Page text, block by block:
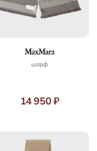
шарф
14 950 ₽